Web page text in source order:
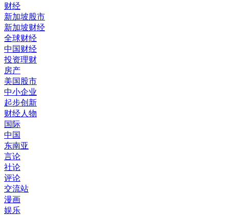
财经
新加坡股市
新加坡财经
全球财经
中国财经
投资理财
房产
美国股市
中小企业
起步创新
财经人物
国际
中国
东南亚
言论
社论
评论
交流站
漫画
娱乐